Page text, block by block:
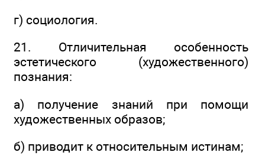
г) социология.
21. Отличительная особенность
эстетического (художественного)
познания:
а) получение знаний при помощи
художественных образов;
б) приводит к относительным истинам;